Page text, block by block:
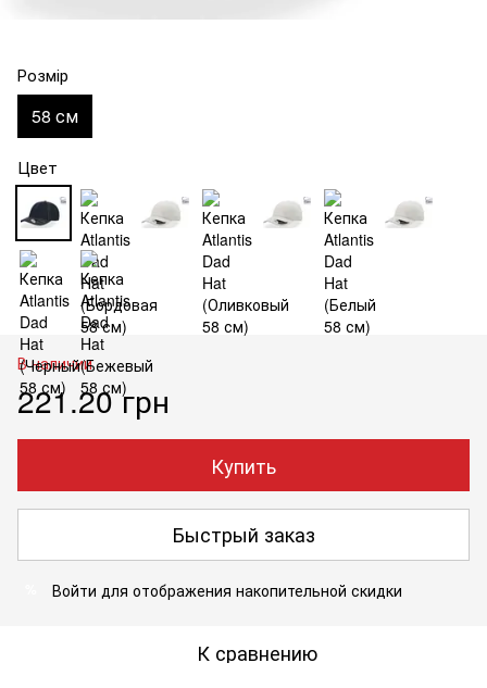
Розмір
58 см
Цвет
В наличии
221.20 грн
Купить
Быстрый заказ
Войти для отображения накопительной скидки
К сравнению